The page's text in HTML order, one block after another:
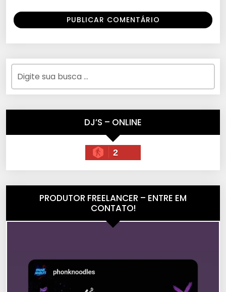
DJ’S – ONLINE
2
PRODUTOR FREELANCER – ENTRE EM
CONTATO!